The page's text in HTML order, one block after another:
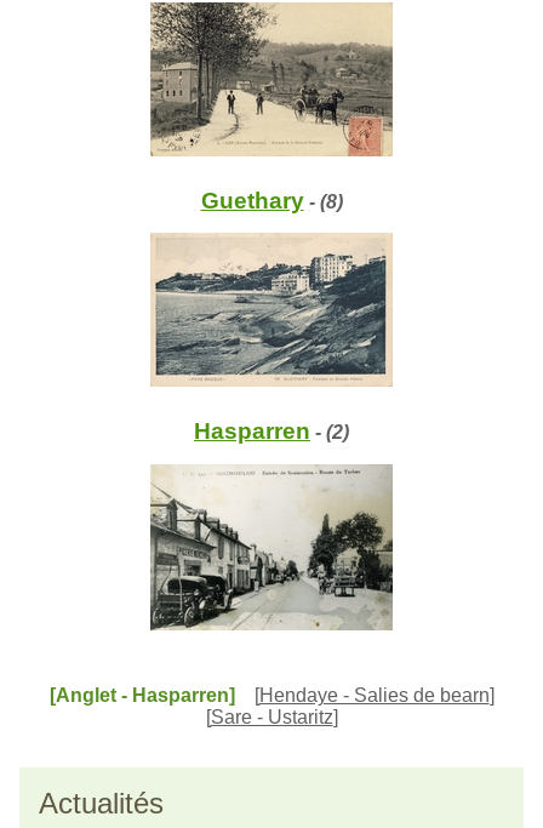
Guethary- (8)
Hasparren - (2)
[Anglet - Hasparren] [Hendaye - Salies de bearn]
[Sare - Ustaritz]
Actualités